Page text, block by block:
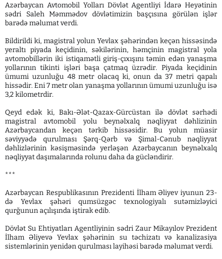
Azərbaycan Avtomobil Yolları Dövlət Agentliyi İdarə Heyətinin
sədri Saleh Məmmədov dövlətimizin başçısına görülən işlər
barədə məlumat verdi.
Bildirildi ki, magistral yolun Yevlax şəhərindən keçən hissəsində
yeraltı piyada keçidinin, səkilərinin, həmçinin magistral yola
avtomobillərin iki istiqamətli giriş-çıxışını təmin edən yanaşma
yollarının tikinti işləri başa çatmaq üzrədir. Piyada keçidinin
ümumi uzunluğu 48 metr olacaq ki, onun da 37 metri qapalı
hissədir. Eni 7 metr olan yanaşma yollarının ümumi uzunluğu isə
3,2 kilometrdir.
Qeyd edək ki, Bakı-Ələt-Qazax-Gürcüstan ilə dövlət sərhədi
magistral avtomobil yolu beynəlxalq nəqliyyat dəhlizinin
Azərbaycandan keçən tərkib hissəsidir. Bu yolun müasir
səviyyədə qurulması Şərq-Qərb və Şimal-Cənub nəqliyyat
dəhlizlərinin kəsişməsində yerləşən Azərbaycanın beynəlxalq
nəqliyyat daşımalarında rolunu daha da gücləndirir.
***
Azərbaycan Respublikasının Prezidenti İlham Əliyev iyunun 23-
də Yevlax şəhəri qumsüzgəc texnologiyalı sutəmizləyici
qurğunun açılışında iştirak edib.
Dövlət Su Ehtiyatları Agentliyinin sədri Zaur Mikayılov Prezident
İlham Əliyevə Yevlax şəhərinin su təchizatı və kanalizasiya
sistemlərinin yenidən qurulması layihəsi barədə məlumat verdi.